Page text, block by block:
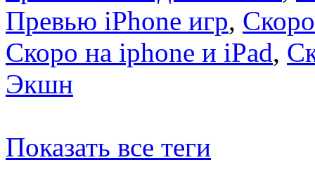
Превью iPhone игр,
Скоро на iphone и iPad,
Экшн
Показать все теги